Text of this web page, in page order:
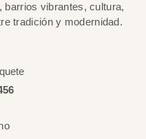
vibrantes, cultura,
tradición y modernidad.